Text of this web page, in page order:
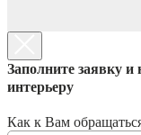
Заполните заявку
интерьеру
Как к Вам